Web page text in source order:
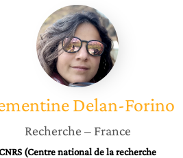
Clementine
Delan-
Forino
Delan-Forino
Recherche – France
(Centre national de la recherche